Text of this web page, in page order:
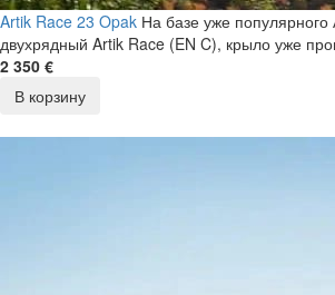
Artik Race 23 Opak На базе уже популярного
двухрядный Artik Race (EN C), крыло уже
2 350 €
В корзину